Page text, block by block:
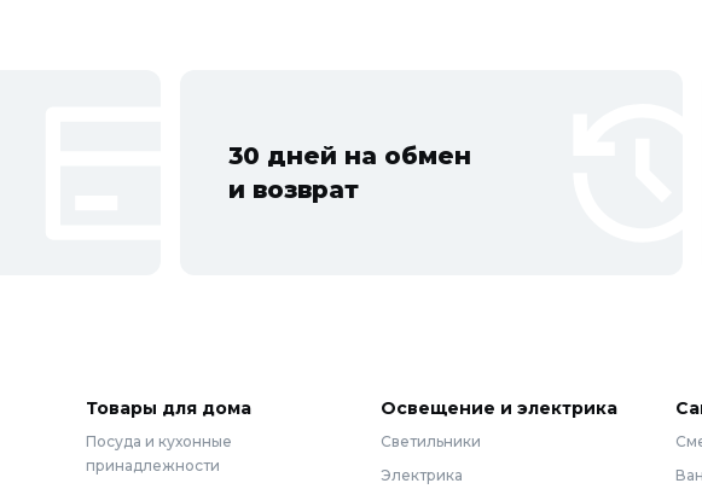
30 дней на обмен
и возврат
Товары для дома
Посуда и кухонные
принадлежности
Освещение и электрика
Светильники
Электрика